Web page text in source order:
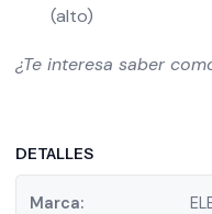
(alto)
¿Te interesa saber
DETALLES
Marca: